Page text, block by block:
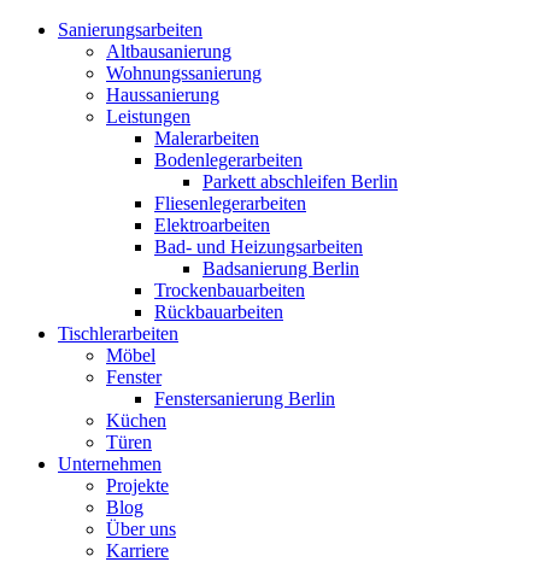
Sanierungsarbeiten
Altbausanierung
Wohnungssanierung
Haussanierung
Leistungen
Malerarbeiten
Bodenlegerarbeiten
Parkett abschleifen Berlin
Fliesenlegerarbeiten
Elektroarbeiten
Bad- und Heizungsarbeiten
Badsanierung Berlin
Trockenbauarbeiten
Rückbauarbeiten
Tischlerarbeiten
Möbel
Fenster
Fenstersanierung Berlin
Küchen
Türen
Unternehmen
Projekte
Blog
Über uns
Karriere